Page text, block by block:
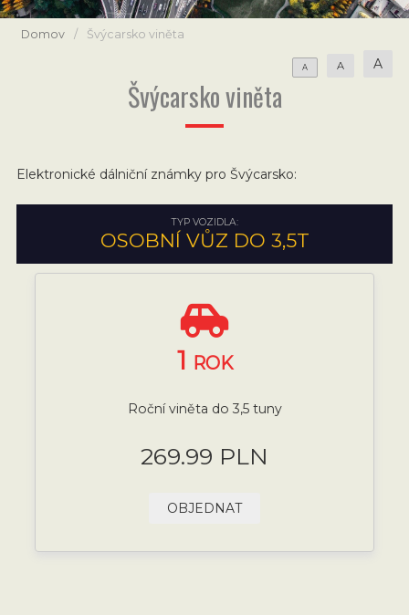
Domov / Švýcarsko viněta
A A A
Švýcarsko viněta
Elektronické dálniční známky pro Švýcarsko:
TYP VOZIDLA:
OSOBNÍ VŮZ DO 3,5T
1 ROK
Roční viněta do 3,5 tuny
269.99 PLN
OBJEDNAT